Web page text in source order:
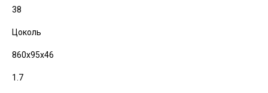
38
Цоколь
860х95х46
1.7